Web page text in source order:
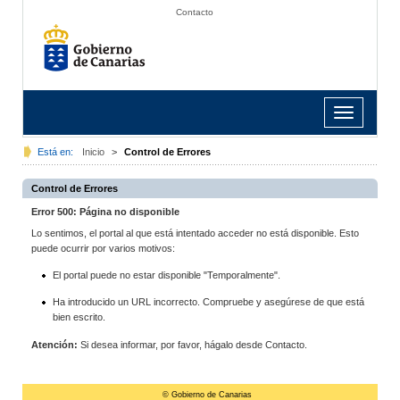
Contacto
Toggle
navigation
Está en: Inicio > Control de Errores
Control de Errores
Error 500: Página no disponible
Lo sentimos, el portal al que está intentado acceder no está disponible. Esto
puede ocurrir por varios motivos:
El portal puede no estar disponible "Temporalmente".
Ha introducido un URL incorrecto. Compruebe y asegúrese de que está
bien escrito.
Atención: Si desea informar, por favor, hágalo desde Contacto.
© Gobierno de Canarias